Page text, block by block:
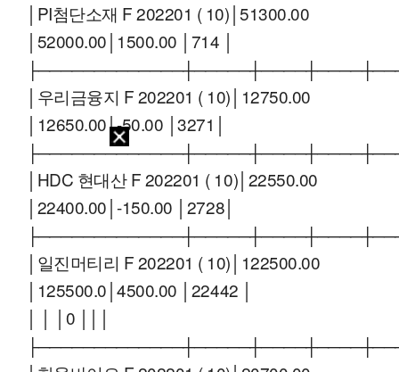
│PI첨단소재 F 202201 ( 10)│51300.00
│52000.00│1500.00 │714 │
│우리금융지 F 202201 ( 10)│12750.00
│12650.00│-50.00 │3271│
│HDC 현대산 F 202201 ( 10)│22550.00
│22400.00│-150.00 │2728│
│일진머티리 F 202201 ( 10)│122500.00
│125500.0│4500.00 │22442 │
│ │ │0 │││